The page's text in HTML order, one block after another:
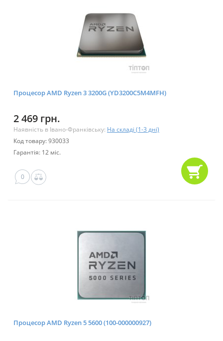
Процесор AMD Ryzen 3 3200G (YD3200C5M4MFH)
2 469 грн.
Наявність в Івано-Франківську: На складі (1-3 дні)
Код товару: 930033
Гарантія: 12 міс.
0
Процесор AMD Ryzen 5 5600 (100-000000927)